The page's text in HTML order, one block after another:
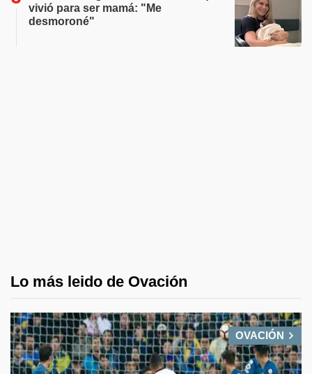
vivió para ser mamá: "Me
desmoroné"
Lo más leido de Ovación
OVACIÓN